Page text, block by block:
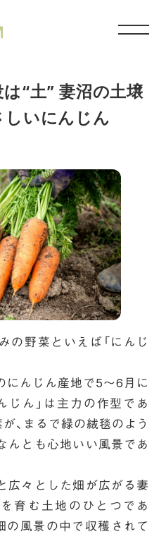
“土” 妻沼の土壌
しいにんじん
の野菜といえば「にんじ
にんじん産地で5～6月に
じん」は主力の作型であ
、まるで緑の絨毯のよう
んとも心地いい風景であ
広々とした畑が広がる妻
育む土地のひとつであ
の風景の中で収穫されて